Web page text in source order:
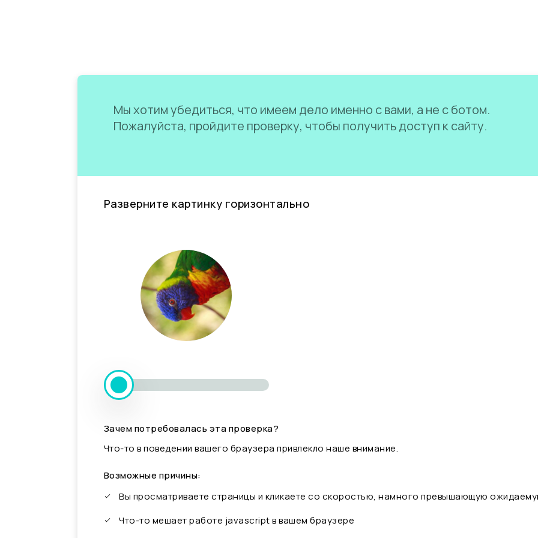
Мы хотим убедиться, что имеем дело именно с вами, а не с ботом.
Пожалуйста, пройдите проверку, чтобы получить доступ к сайту.
Разверните картинку горизонтально
Зачем потребовалась эта проверка?
Что-то в поведении вашего браузера привлекло наше внимание.
Возможные причины:
Вы просматриваете страницы и кликаете со скоростью, намного превышающую
Что-то мешает работе javascript в вашем браузере